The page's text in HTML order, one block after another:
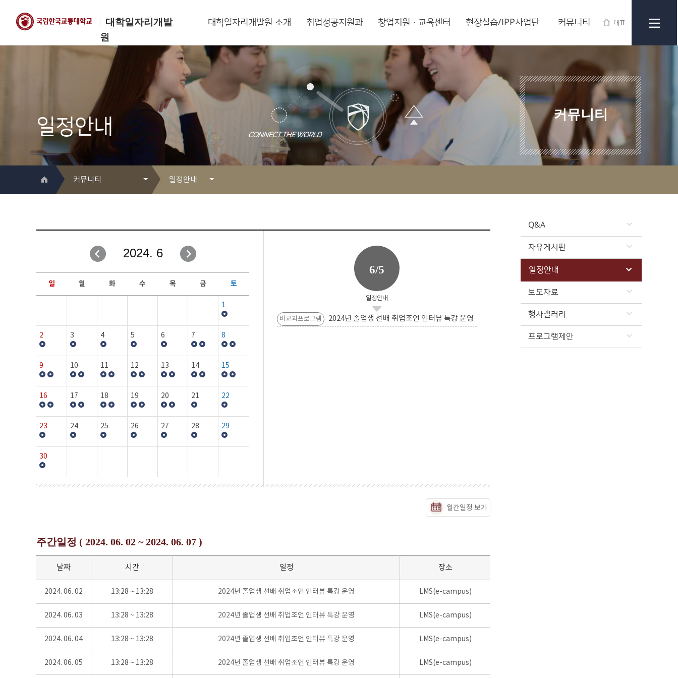
대학일자리개발
원
대표
한국교통대학교
대학일자리개발원
대학일자리개발원 소개 취업성공지원과 창업지원·교육센터 현장실습/IPP사업단 커뮤니티
일정안내
커뮤니티
커뮤니티
취업성공지원과
창업지원·교육센터
현장실습/IPP사업단
커뮤니티
일정안내
자유게시판
일정안내
보도자료
행사갤러리
Q&A
자유게시판
일정안내
보도자료
행사갤러리
프로그램제안
2024. 6
일 월 화 수 목 금 토
1
2 3 4 5 6 7 8
9 10 11 12 13 14 15
16 17 18 19 20 21 22
23 24 25 26 27 28 29
30
6/5
일정안내
비교과프로그램 2024년 졸업생 선배 취업조언 인터뷰 특강 운영
월간일정 보기
주간일정 ( 2024. 06. 02 ~ 2024. 06. 07 )
날짜 시간 일정 장소
2024. 06. 02 13:28 ~ 13:28 2024년 졸업생 선배 취업조언 인터뷰 특강 운영 LMS(e-campus)
2024. 06. 03 13:28 ~ 13:28 2024년 졸업생 선배 취업조언 인터뷰 특강 운영 LMS(e-campus)
2024. 06. 04 13:28 ~ 13:28 2024년 졸업생 선배 취업조언 인터뷰 특강 운영 LMS(e-campus)
2024. 06. 05 13:28 ~ 13:28 2024년 졸업생 선배 취업조언 인터뷰 특강 운영 LMS(e-campus)